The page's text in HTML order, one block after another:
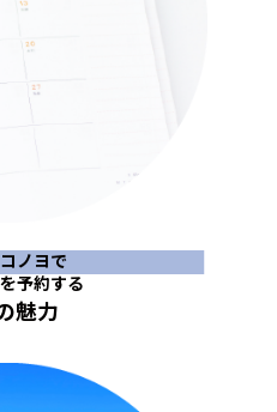
ノヨで
予約する
魅力